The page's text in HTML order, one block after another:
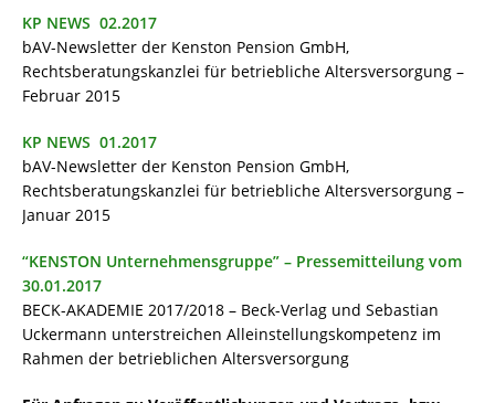
KP NEWS 02.2017
bAV-Newsletter der Kenston Pension GmbH,
Rechtsberatungskanzlei für betriebliche Altersversorgung –
Februar 2015
KP NEWS 01.2017
bAV-Newsletter der Kenston Pension GmbH,
Rechtsberatungskanzlei für betriebliche Altersversorgung –
Januar 2015
“KENSTON Unternehmensgruppe” – Pressemitteilung vom
30.01.2017
BECK-AKADEMIE 2017/2018 – Beck-Verlag und Sebastian
Uckermann unterstreichen Alleinstellungskompetenz im
Rahmen der betrieblichen Altersversorgung